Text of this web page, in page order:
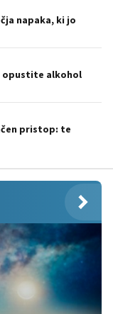
napaka, ki jo
opustite alkohol
pristop: te